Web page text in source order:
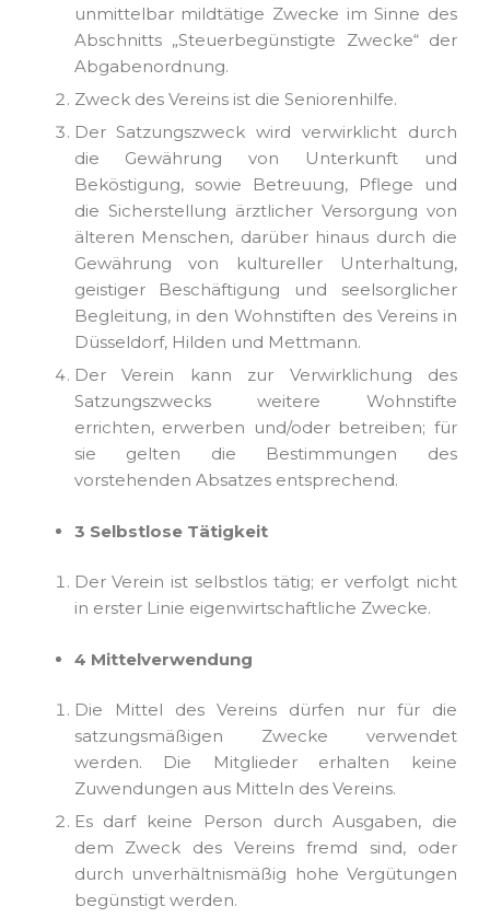
unmittelbar mildtätige Zwecke im Sinne des
Abschnitts „Steuerbegünstigte Zwecke“ der
Abgabenordnung.
Zweck des Vereins ist die Seniorenhilfe.
Der Satzungszweck wird verwirklicht durch
die Gewährung von Unterkunft und
Beköstigung, sowie Betreuung, Pflege und
die Sicherstellung ärztlicher Versorgung von
älteren Menschen, darüber hinaus durch die
Gewährung von kultureller Unterhaltung,
geistiger Beschäftigung und seelsorglicher
Begleitung, in den Wohnstiften des Vereins in
Düsseldorf, Hilden und Mettmann.
Der Verein kann zur Verwirklichung des
Satzungszwecks weitere Wohnstifte
errichten, erwerben und/oder betreiben; für
sie gelten die Bestimmungen des
vorstehenden Absatzes entsprechend.
3 Selbstlose Tätigkeit
Der Verein ist selbstlos tätig; er verfolgt nicht
in erster Linie eigenwirtschaftliche Zwecke.
4 Mittelverwendung
Die Mittel des Vereins dürfen nur für die
satzungsmäßigen Zwecke verwendet
werden. Die Mitglieder erhalten keine
Zuwendungen aus Mitteln des Vereins.
Es darf keine Person durch Ausgaben, die
dem Zweck des Vereins fremd sind, oder
durch unverhältnismäßig hohe Vergütungen
begünstigt werden.